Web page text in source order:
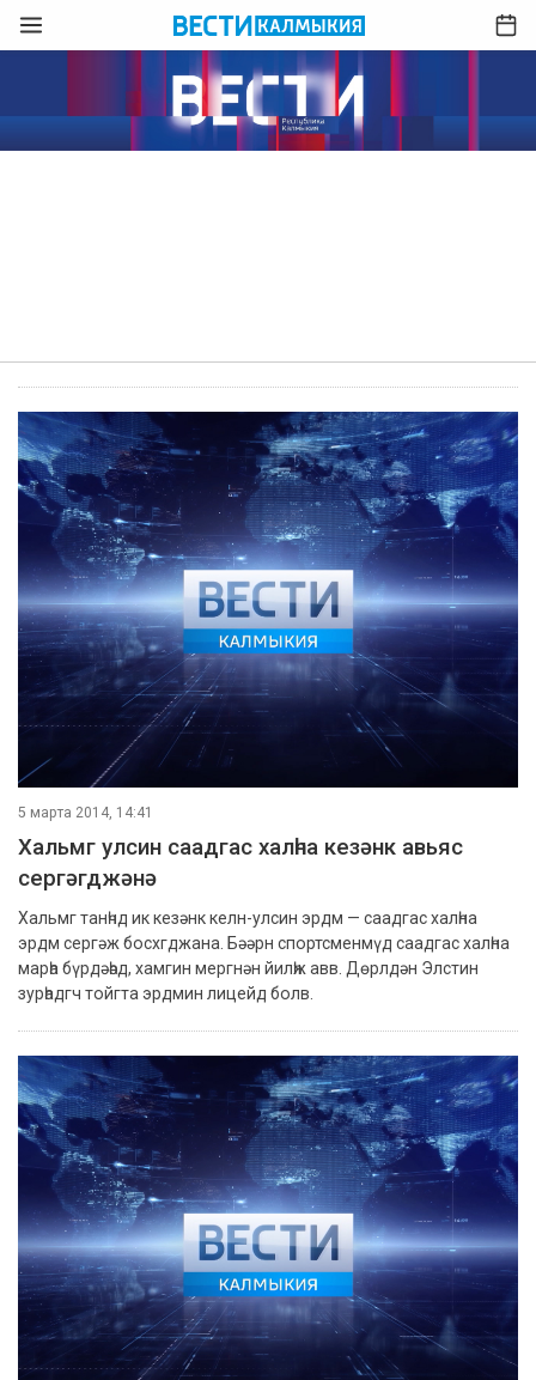
5 марта 2014, 14:41
Хальмг улсин саадгас халһна кезәнк авьяс
сергәгджәнә
Хальмг танһчд ик кезәнк келн-улсин эрдм — саадгас халһна
эрдм сергәж босхгджана. Бәәрн спортсменмүд саадгас халһна
марһа бүрдәһәд, хамгин мергнән йилһж авв. Дөрлдән Элстин
зурһадгч тойгта эрдмин лицейд болв.